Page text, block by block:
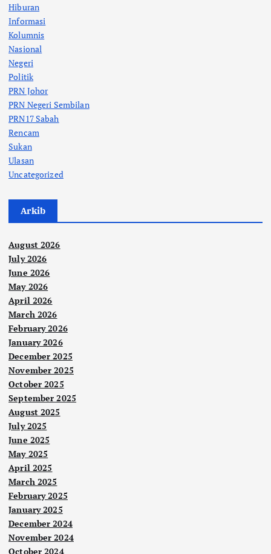
Hiburan
Informasi
Kolumnis
Nasional
Negeri
Politik
PRN Johor
PRN Negeri Sembilan
PRN17 Sabah
Rencam
Sukan
Ulasan
Uncategorized
Arkib
August 2026
July 2026
June 2026
May 2026
April 2026
March 2026
February 2026
January 2026
December 2025
November 2025
October 2025
September 2025
August 2025
July 2025
June 2025
May 2025
April 2025
March 2025
February 2025
January 2025
December 2024
November 2024
October 2024
Berit
a
Utam
Neg
ara
Ara
b